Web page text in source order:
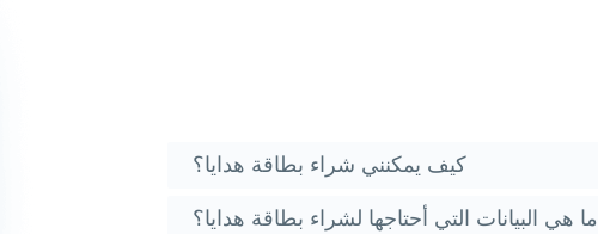
كيف يمكنني شراء بطاقة هدايا؟
ما هي البيانات التي أحتاجها لشراء بطاقة هدايا؟